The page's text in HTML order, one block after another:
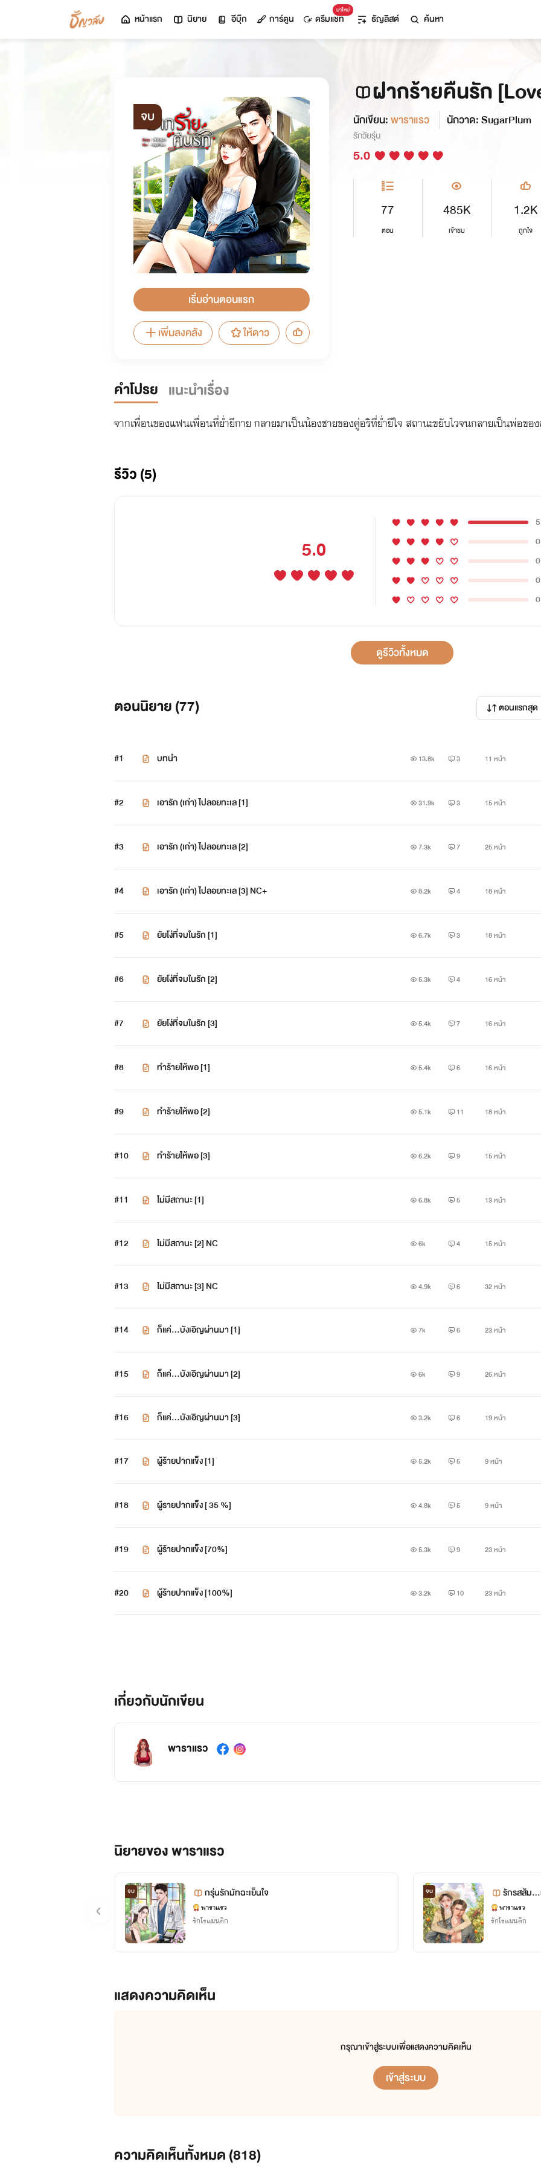
หน้าแรก นิยาย อีบุ๊ก การ์ตูน
มาใหม่
ดรีมแชท ธัญลิสต์ ค้นหา
จบ
เริ่มอ่านตอนแรก
เพิ่มลงคลัง
ให้ดาว
ฝากร้ายคืนรัก
นักเขียน:พาราแรว นักวาด: SugarPlum
รักวัยรุ่น
5.0
77
ตอน
485K
เข้าชม
1.2K
ถูกใจ
คำโปรย แนะนำเรื่อง
จากเพื่อนของแฟนเพื่อนที่ย่ำยีกาย กลายมาเป็นน้องชายของคู่อริที่ย่ำยีใจ สถานะขยับไวจนกลายเป็นพ่อขอ
รีวิว (5)
5.0
5
0
0
0
0
ดูรีวิวทั้งหมด
ตอนนิยาย (77) ตอนแรกสุด
#1 บทนำ 13.8k 3 11 หน้า
#2 เอารัก (เก่า) ไปลอยทะเล [1] 31.9k 3 15 หน้า
#3 เอารัก (เก่า) ไปลอยทะเล [2] 7.3k 7 25 หน้า
#4 เอารัก (เก่า) ไปลอยทะเล [3] NC+ 8.2k 4 18 หน้า
#5 ยัยโง่ที่จมในรัก [1] 6.7k 3 18 หน้า
#6 ยัยโง่ที่จมในรัก [2] 5.3k 4 16 หน้า
#7 ยัยโง่ที่จมในรัก [3] 5.4k 7 16 หน้า
#8 ทำร้ายให้พอ [1] 5.4k 6 16 หน้า
#9 ทำร้ายให้พอ [2] 5.1k 11 18 หน้า
#10 ทำร้ายให้พอ [3] 6.2k 9 15 หน้า
#11 ไม่มีสถานะ [1] 6.8k 5 13 หน้า
#12 ไม่มีสถานะ [2] NC 6k 4 15 หน้า
#13 ไม่มีสถานะ [3] NC 4.9k 6 32 หน้า
#14 ก็แค่...บังเอิญผ่านมา [1] 7k 6 23 หน้า
#15 ก็แค่...บังเอิญผ่านมา [2] 6k 9 26 หน้า
#16 ก็แค่...บังเอิญผ่านมา [3] 3.2k 6 19 หน้า
#17 ผู้ร้ายปากแข็ง [1] 5.2k 5 9 หน้า
#18 ผู้รายปากแข็ง [ 35 %] 4.8k 5 9 หน้า
#19 ผู้ร้ายปากแข็ง [70%] 5.3k 9 23 หน้า
#20 ผู้ร้ายปากแข็ง [100%] 3.2k 10 23 หน้า
เกี่ยวกับนักเขียน
พาราแรว
นิยายของ พาราแรว
จบ กรุ่นรักมัทฉะเย็นใจ
พาราแรว
รักโรแมนติก
จบ รักรสส้ม…
พาราแรว
รักโรแมนติก
แสดงความคิดเห็น
กรุณาเข้าสู่ระบบเพื่อแสดงความคิดเห็น
เข้าสู่ระบบ
ความคิดเห็นทั้งหมด (818)